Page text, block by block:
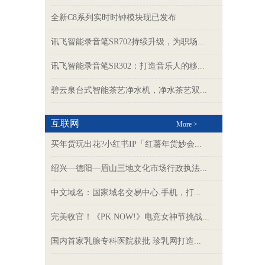
全新C8系列实时时钟模块现已发布
讯飞智能录音笔SR702持续升级，为职场...
讯飞智能录音笔SR302：打造音乐人的移...
碧云泉台式智能茶艺净水机，净水茶艺双...
互联网 More >
买年货玩出花?小红书IP「红薯年货妙会...
绍兴—德阳—眉山三地文化市场行政执法...
中文域名：国家域名交易中心.手机，打...
完美收官！《PK.NOW!》电竞女神节挑战...
国内首家乳腺专科医院获批 珍乳网打造...